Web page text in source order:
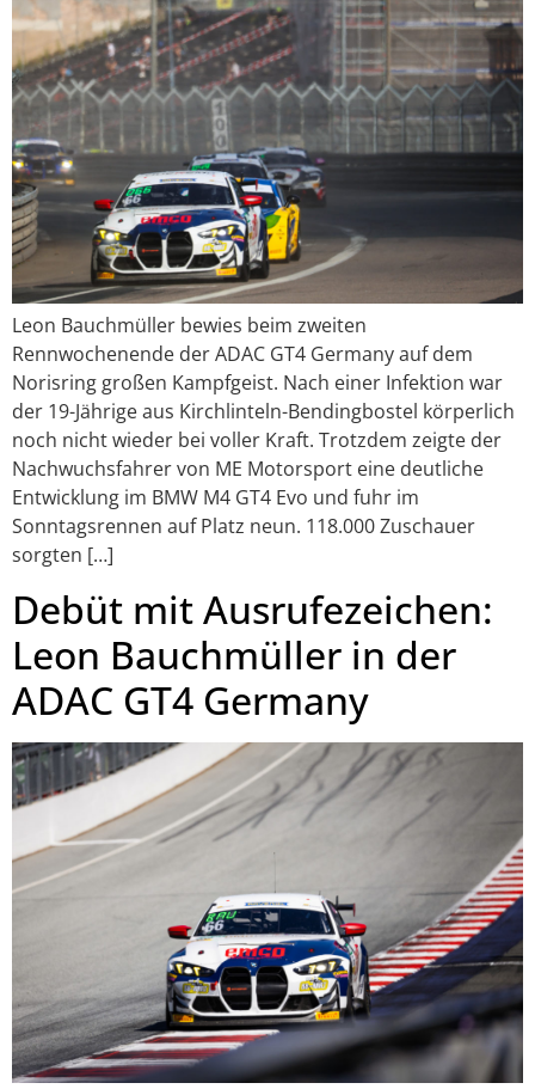
Leon Bauchmüller bewies beim zweiten
Rennwochenende der ADAC GT4 Germany auf dem
Norisring großen Kampfgeist. Nach einer Infektion war
der 19-Jährige aus Kirchlinteln-Bendingbostel körperlich
noch nicht wieder bei voller Kraft. Trotzdem zeigte der
Nachwuchsfahrer von ME Motorsport eine deutliche
Entwicklung im BMW M4 GT4 Evo und fuhr im
Sonntagsrennen auf Platz neun. 118.000 Zuschauer
sorgten […]
Debüt mit Ausrufezeichen:
Leon Bauchmüller in der
ADAC GT4 Germany